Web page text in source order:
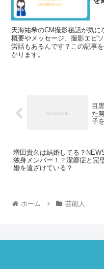
天海祐希のCM撮影秘話が気
概要やメッセージ、撮影エピ
労話もあるんです？この記事
かります。
目
た
子
増田貴久は結婚してる？
独身メンバー！？潔癖症と完
婚を遠ざけている？
ホーム 芸能人